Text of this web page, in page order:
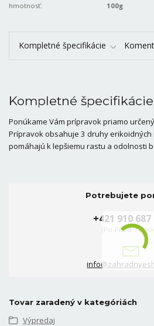
hmotnosť:
100g
Kompletné špecifikácie
Kompletné špecifikácie
Ponúkame Vám prípravok priamo
Prípravok obsahuje 3 druhy
pomáhajú k lepšiemu rastu a odolnosti
Potrebujete
+421 910 687
(Po-Pia, 8-16
Tovar zaradený v kategóriách
Výpredaj